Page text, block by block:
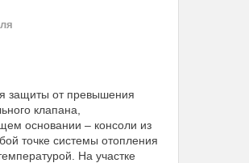
защиты от превышения
клапана,
основании – консоли из
точке системы отопления
На участке